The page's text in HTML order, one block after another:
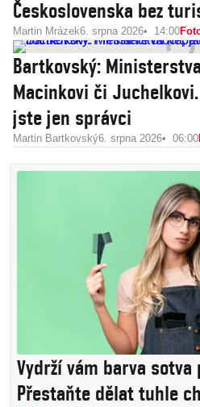
Československa bez
Martin Mrázek6. srpna 2026 14:00
Bartkovský:
Macinkovi či
jste jen správci
Martin Bartkovský6. srpna 2026 06:00
Vydrží vám barva
Přestaňte dělat tuhle